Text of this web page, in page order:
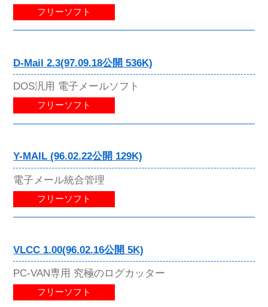
フリーソフト
D-Mail 2.3(97.09.18公開 536K)
DOS汎用 電子メールソフト
フリーソフト
Y-MAIL (96.02.22公開 129K)
電子メール統合管理
フリーソフト
VLCC 1.00(96.02.16公開 5K)
PC-VAN専用 究極のログカッター
フリーソフト